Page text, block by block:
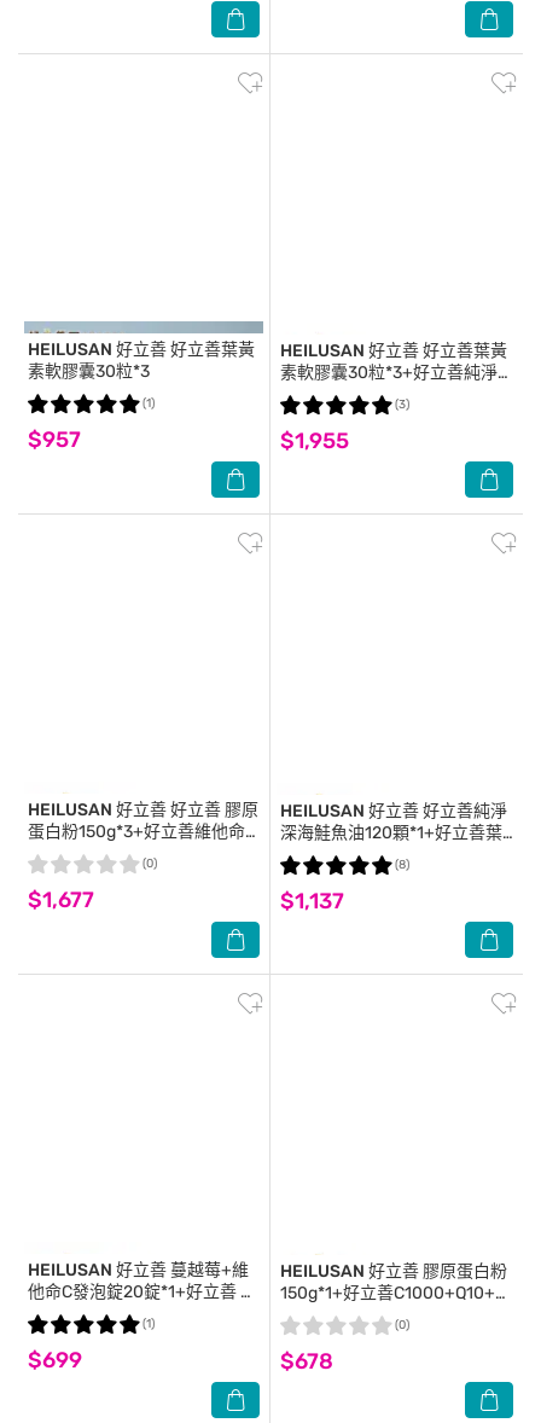
HEILUSAN 好立善好立善葉黃
素軟膠囊30粒*3
$957
(1)
HEILUSAN 好立善好立善葉黃
素軟膠囊30粒*3+好立善純淨
深海鮭魚油120顆*2
$1,955
(3)
HEILUSAN 好立善好立善 膠原
蛋白粉150g*3+好立善維他命C
發泡錠20錠*2
$1,677
(0)
HEILUSAN 好立善好立善純淨
深海鮭魚油120顆*1+好立善葉
黃素軟膠囊30粒*2
$1,137
(8)
HEILUSAN 好立善蔓越莓+維
他命C發泡錠20錠*1+好立善 膠
原蛋白粉150g*1
$699
(1)
HEILUSAN 好立善 膠原蛋白粉
150g*1+好立善C1000+Q10+生
物素5000發泡錠20錠*1
$678
(0)